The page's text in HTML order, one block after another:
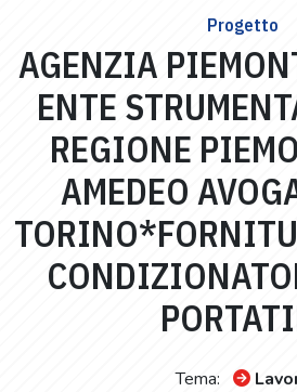
Progetto
AGENZIA
ENTE
REGIONE
AMEDEO
Tema: